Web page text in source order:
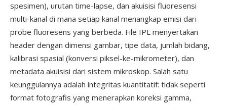
spesimen), urutan time-lapse, dan akuisisi fluoresensi
multi-kanal di mana setiap kanal menangkap emisi dari
probe fluoresens yang berbeda. File IPL menyertakan
header dengan dimensi gambar, tipe data, jumlah bidang,
kalibrasi spasial (konversi piksel-ke-mikrometer), dan
metadata akuisisi dari sistem mikroskop. Salah satu
keunggulannya adalah integritas kuantitatif: tidak seperti
format fotografis yang menerapkan koreksi gamma,